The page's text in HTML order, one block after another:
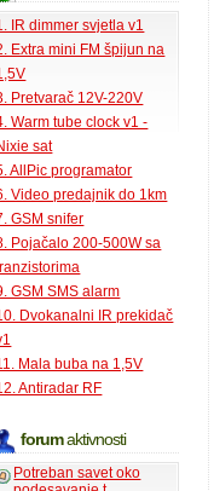
IR dimmer svjetla v1
Extra mini FM špijun na
Pretvarač 12V-220V
Warm tube clock v1 -
sat
AllPic programator
Video predajnik do 1km
GSM snifer
Pojačalo 200-500W sa
GSM SMS alarm
Dvokanalni IR prekidač
Mala buba na 1,5V
Antiradar RF
forumaktivnosti
Potreban savet oko